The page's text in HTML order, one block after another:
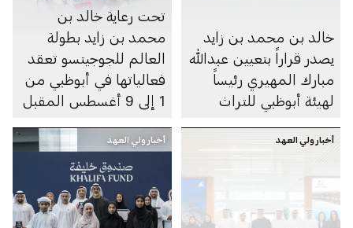
خالد بن محمد بن زايد
يصدر قراراً بتعيين عبدالله
مبارك المهيري رئيساً
لهيئة أبوظبي للتراث
تحت رعاية خالد بن
محمد بن زايد بطولة
العالم للجوجيتسو تعقد
فعالياتها في أبوظبي من
1 إلى 9 أغسطس المقبل
أخبار ولي العهد أخبار ولي العهد